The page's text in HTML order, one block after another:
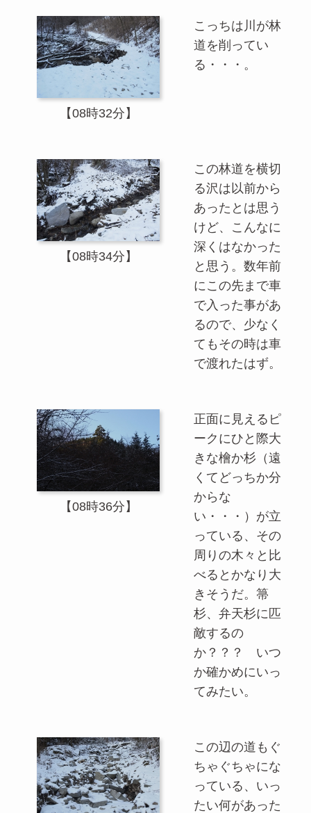
【08時32分】
こっちは川が林
道を削ってい
る・・・。
【08時34分】
この林道を横切
る沢は以前から
あったとは思う
けど、こんなに
深くはなかった
と思う。数年前
にこの先まで車
で入った事があ
るので、少なく
てもその時は車
で渡れたはず。
【08時36分】
正面に見えるピ
ークにひと際大
きな檜か杉（遠
くてどっちか分
からな
い・・・）が立
っている、その
周りの木々と比
べるとかなり大
きそうだ。箒
杉、弁天杉に匹
敵するの
か？？？ いつ
か確かめにいっ
てみたい。
この辺の道もぐ
ちゃぐちゃにな
っている、いっ
たい何があった